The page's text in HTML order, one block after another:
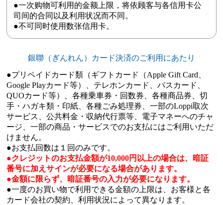
●一次购物可利用的金额上限，将依顾客与各信用卡公
司间的合同以及利用状况而不同。
●不可同时使用数张信用卡。
銀聯（ぎんれん）カード決済のご利用にあたり
●プリペイドカード類（ギフトカード（Apple Gift Card、
Google Playカード等）、テレホンカード、バスカード、
QUOカード等）、各種乗車券・回数券、各種商品券、切
手・ハガキ類・印紙、各種ごみ処理券、一部のLoppi取次
サービス、公共料金・収納代行票等、電子マネーへのチャ
ージ、一部の商品・サービスでのお支払にはご利用いただ
けません。
●お支払回数は１回のみです。
●クレジットのお支払金額が10,000円以上の場合は、暗証
番号に加えサインが必要になる場合があります。
●金額に限らず、暗証番号の入力が必要になります。
●一度のお買い物で利用できる金額の上限は、お客様と各
カード会社の契約、利用状況によって異なります。